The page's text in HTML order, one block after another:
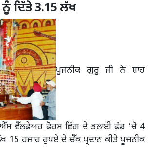
ਦਿੱਤੇ 3.15 ਲੱਖ
ਪੂਜਨੀਕ ਗੁਰੂ ਜੀ ਨੇ ਸ਼ਾਹ
ਐੱਸ ਵੈੱਲਫੇਅਰ ਫੋਰਸ ਵਿੰਗ ਦੇ ਭਲਾਈ ਫੰਡ ‘ਚੋਂ 4
15 ਹਜ਼ਾਰ ਰੁਪਏ ਦੇ ਚੈੱਕ ਪ੍ਰਦਾਨ ਕੀਤੇ ਪੂਜਨੀਕ